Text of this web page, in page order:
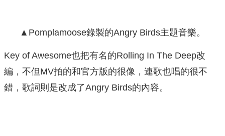
▲Pomplamoose錄製的Angry Birds主題音樂。
Key of Awesome也把有名的Rolling In The Deep改
編，不但MV拍的和官方版的很像，連歌也唱的很不
錯，歌詞則是改成了Angry Birds的內容。